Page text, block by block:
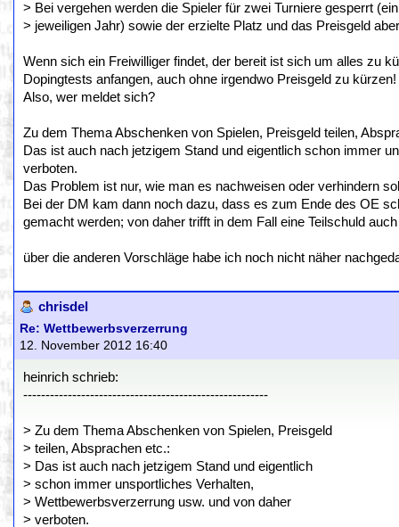
> Bei vergehen werden die Spieler für zwei Turniere gesperrt
> jeweiligen Jahr) sowie der erzielte Platz und das Preisgeld
Wenn sich ein Freiwilliger findet, der bereit ist sich um alles zu
Dopingtests anfangen, auch ohne irgendwo Preisgeld zu kürzen!
Also, wer meldet sich?
Zu dem Thema Abschenken von Spielen, Preisgeld teilen,
Das ist auch nach jetzigem Stand und eigentlich schon immer
verboten.
Das Problem ist nur, wie man es nachweisen oder verhindern
Bei der DM kam dann noch dazu, dass es zum Ende des OE
gemacht werden; von daher trifft in dem Fall eine Teilschuld
über die anderen Vorschläge habe ich noch nicht näher
chrisdel
Re: Wettbewerbsverzerrung
12. November 2012 16:40
heinrich schrieb:
-------------------------------------------------------
> Zu dem Thema Abschenken von Spielen, Preisgeld
> teilen, Absprachen etc.:
> Das ist auch nach jetzigem Stand und eigentlich
> schon immer unsportliches Verhalten,
> Wettbewerbsverzerrung usw. und von daher
> verboten.